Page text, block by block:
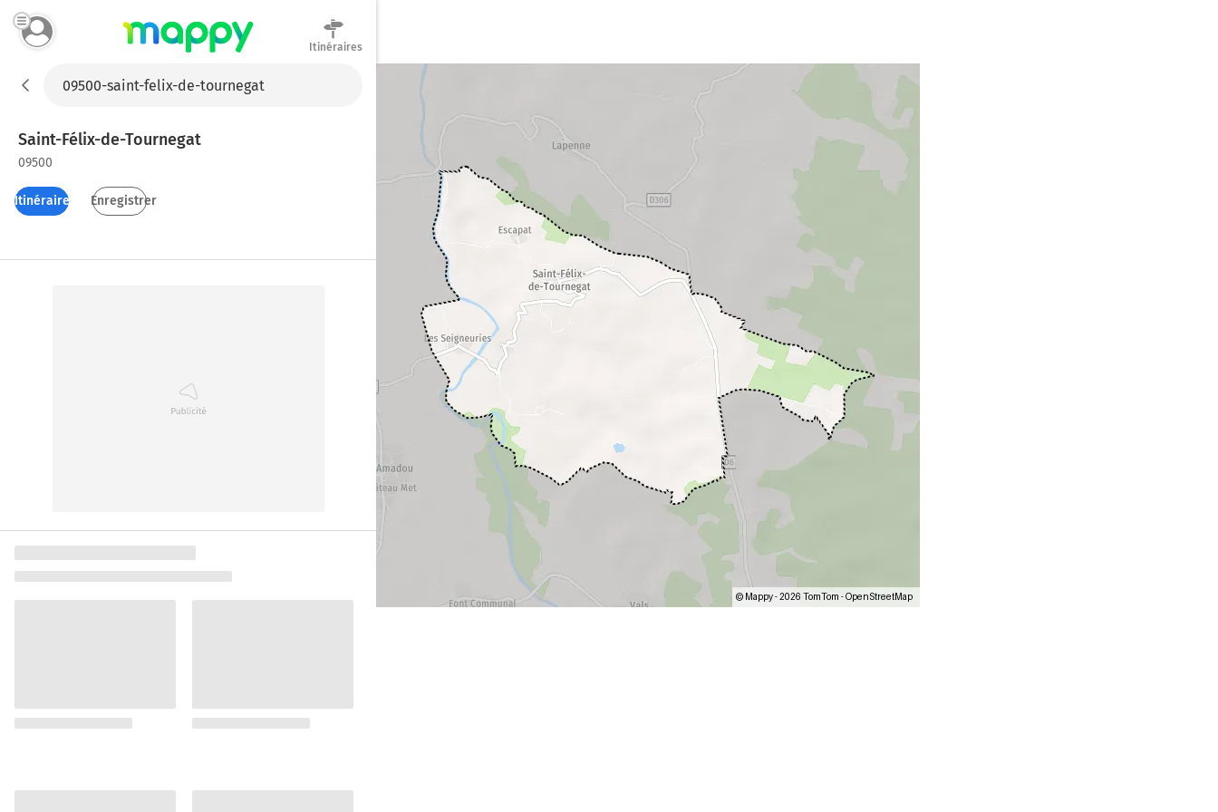
Itinéraires
Saint-Félix-de-Tournegat
09500
Itinéraires Enregistrer